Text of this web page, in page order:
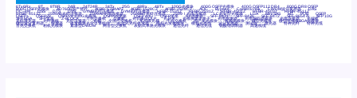
6Tx6Rx 8T 8T8R 24R 24T24R 24Tx 25G 48Rx 48Tx 100G光模块 400G OSFP光模块 400G QSFP112 DR4 800G DR8 OSFP
800G OSFP光模块 AD7606国产替代 AFBR-57B4APZ AFBR-1528CZ AFBR-2528CZ AOC Bypass Camera Link CWDM波分复用器 DAS
DC~4M DSS DTS DVS GYMB光纤连接器 GYM光纤连接器 HFBR-1531Z HFBR-2531Z HFBR-4501Z HFBR-4503Z HFBR-4511Z
HFBR-4513Z J599A6光纤连接器 J599A8光电连接器 J599MT光纤连接器 J599Ⅰ光电连接器 LC超短型光模块 LGA Mini SAS MT POB QSFP
QSFP+ QSFP28 QSFP28 100G光模块 QSFP28笼座 QSFP 40G QSFP笼座 RP连接器 SFF-8431 SFF-8436 SFF-8472 SFF-8654 4i SFP 10G
SFP MSA SFP笼座 Z-BLOCK 万兆交换机 交换机 光切换仪OLP 光开关 光模块笼子座子 光电探测器 光电编码器模块 光电连接器 光端机
光纤激光器 光纤跳线 光纤连接器 光耦 全国产交换机 军品级光耦 千兆交换机 国产化光模块 射频光模块 微型光模块 微型可插拔BGA光模块
微型波分复用器 探测器 收发模块光学引擎组件 机架式光纤收发器 模拟光发射模块 模拟光器件 波分复用器 测试版 激光器 特种光纤 特种光缆
百兆交换机 相机光模块 紧凑型DWDM 网管型交换机 表贴式单路光模块 通信光纤 通信光缆 铌酸锂调制器 高速线缆